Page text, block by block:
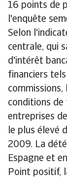
16 points de
l'enquête
Selon
centrale, qui
d'intérêt
financiers
conditions de
entreprises
le plus élevé
2009. La
Espagne et
Point positif,